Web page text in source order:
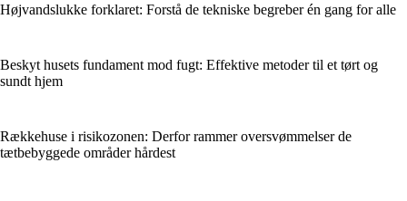
Højvandslukke forklaret: Forstå de tekniske begreber én gang for alle
Beskyt husets fundament mod fugt: Effektive metoder til et tørt og
sundt hjem
Rækkehuse i risikozonen: Derfor rammer oversvømmelser de
tætbebyggede områder hårdest